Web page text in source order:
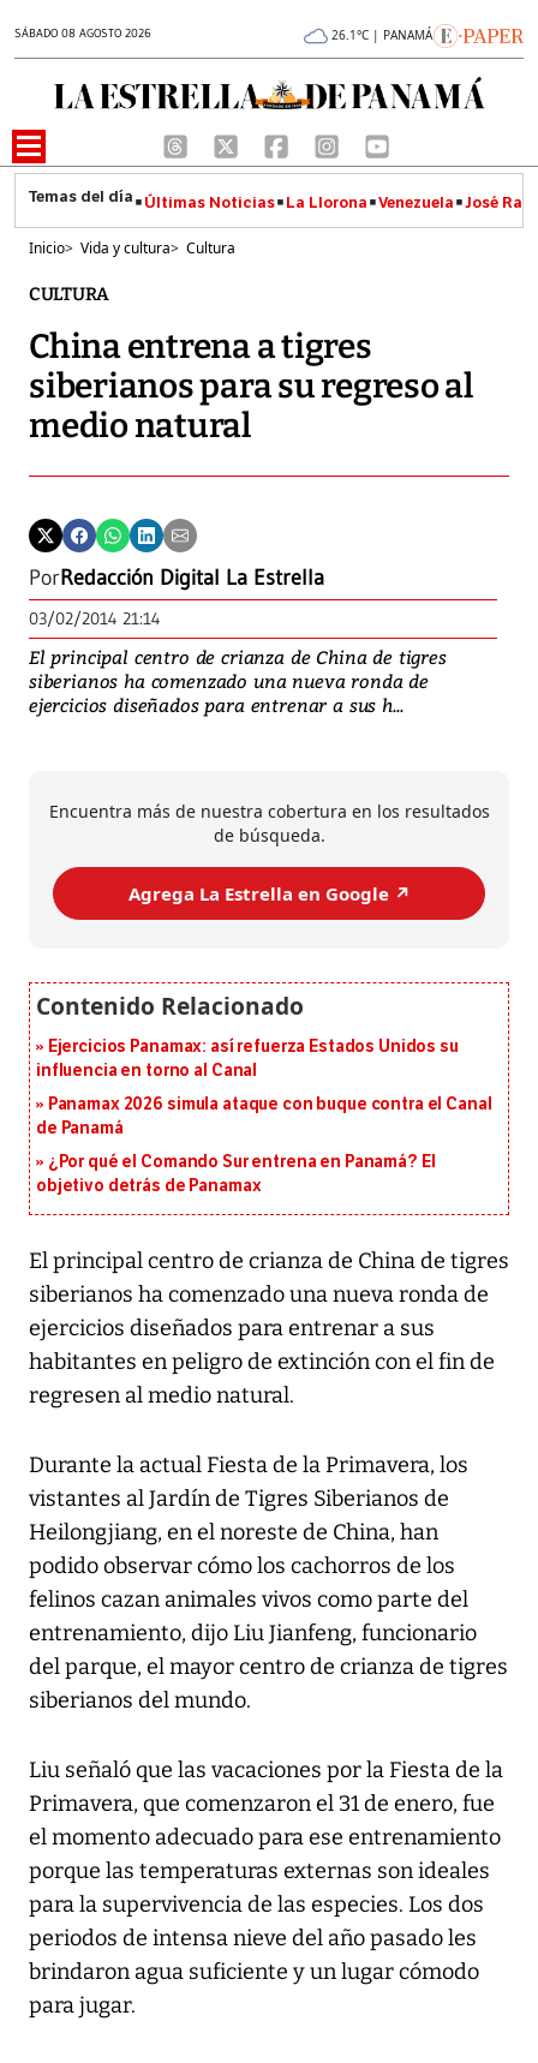
SÁBADO 08 AGOSTO 2026 26.1°C | PANAMÁ
Últimas Noticias La Llorona Venezuela José
Inicio> Vida y cultura> Cultura
CULTURA
China entrena a tigres
siberianos para su regreso al
medio natural
PorRedacción Digital La Estrella
03/02/2014 21:14
El principal centro de crianza de China de tigres
siberianos ha comenzado una nueva ronda de
ejercicios diseñados para entrenar a sus h...
Encuentra más de nuestra cobertura en los resultados
de búsqueda.
Agrega La Estrella en Google ↗️
Ejercicios Panamax: así refuerza Estados Unidos su
influencia en torno al Canal
Panamax 2026 simula ataque con buque contra el Canal
de Panamá
¿Por qué el Comando Sur entrena en Panamá? El
objetivo detrás de Panamax
El principal centro de crianza de China de tigres
siberianos ha comenzado una nueva ronda de
ejercicios diseñados para entrenar a sus
habitantes en peligro de extinción con el fin de
regresen al medio natural.
Durante la actual Fiesta de la Primavera, los
vistantes al Jardín de Tigres Siberianos de
Heilongjiang, en el noreste de China, han
podido observar cómo los cachorros de los
felinos cazan animales vivos como parte del
entrenamiento, dijo Liu Jianfeng, funcionario
del parque, el mayor centro de crianza de tigres
siberianos del mundo.
Liu señaló que las vacaciones por la Fiesta de la
Primavera, que comenzaron el 31 de enero, fue
el momento adecuado para ese entrenamiento
porque las temperaturas externas son ideales
para la supervivencia de las especies. Los dos
periodos de intensa nieve del año pasado les
brindaron agua suficiente y un lugar cómodo
para jugar.